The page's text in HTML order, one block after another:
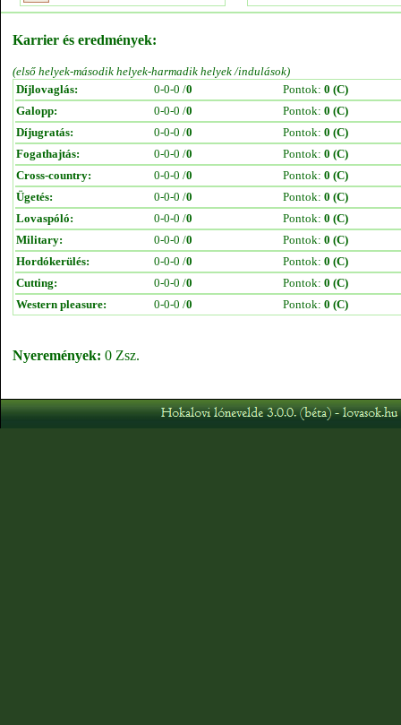
Karrier és eredmények:
(első helyek-második helyek-harmadik helyek /indulások)
Díjlovaglás:
0-0-0 /0 Pontok: 0 (C)
Galopp:
0-0-0 /0 Pontok: 0 (C)
Díjugratás:
0-0-0 /0 Pontok: 0 (C)
Fogathajtás:
0-0-0 /0 Pontok: 0 (C)
Cross-country:
0-0-0 /0 Pontok: 0 (C)
Ügetés:
0-0-0 /0 Pontok: 0 (C)
Lovaspóló:
0-0-0 /0 Pontok: 0 (C)
Military:
0-0-0 /0 Pontok: 0 (C)
Hordókerülés:
0-0-0 /0 Pontok: 0 (C)
Cutting:
0-0-0 /0 Pontok: 0 (C)
Western pleasure:
0-0-0 /0 Pontok: 0 (C)
Nyeremények: 0 Zsz.